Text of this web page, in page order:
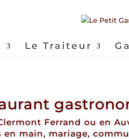
Le Traiteur
Ferrand ou en
main, mariage,